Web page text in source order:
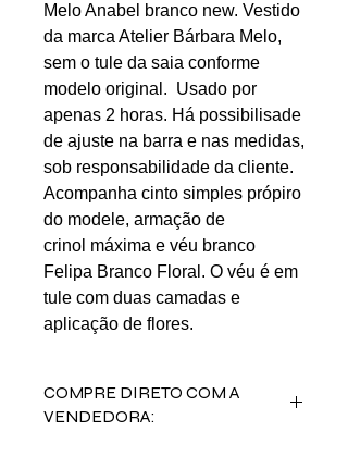
Melo Anabel branco new. Vestido
da marca Atelier Bárbara Melo,
sem o tule da saia conforme
modelo original. Usado por
apenas 2 horas. Há possibilisade
de ajuste na barra e nas medidas,
sob responsabilidade da cliente.
Acompanha cinto simples própiro
do modele, armação de
crinol máxima e véu branco
Felipa Branco Floral. O véu é em
tule com duas camadas e
aplicação de flores.
COMPRE DIRETO COM A
VENDEDORA: